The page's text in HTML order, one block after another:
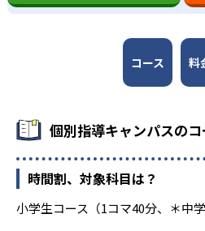
コース 料
個別指導キャンパスのコ
時間割、対象科目は？
小学生コース（1コマ40分、＊中